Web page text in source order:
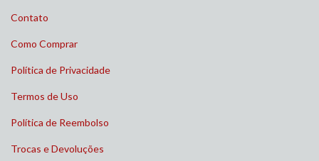
Contato
Como Comprar
Política de Privacidade
Termos de Uso
Política de Reembolso
Trocas e Devoluções